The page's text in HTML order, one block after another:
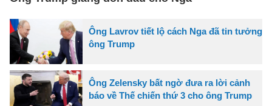
Ông Lavrov tiết lộ cách Nga đã tin tưởng
ông Trump
Ông Zelensky bất ngờ đưa ra lời cảnh
báo về Thế chiến thứ 3 cho ông Trump